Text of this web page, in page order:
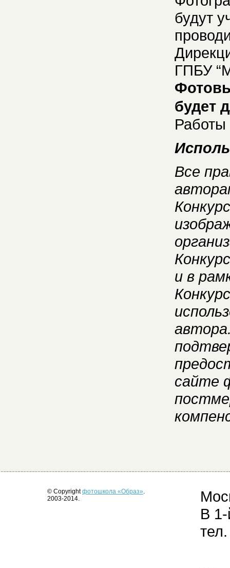
будут
ГПБУ
будет
Работы
Все
и в
сайте
© Copyrightфотошкола «Образ».
2003-2014.
В